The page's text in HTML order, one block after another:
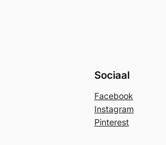
Sociaal
Facebook
Instagram
Pinterest